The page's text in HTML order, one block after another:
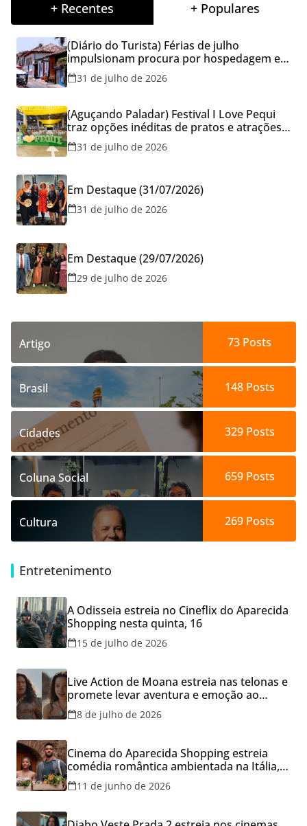
+ Recentes + Populares
(Diário do Turista) Férias de julho
impulsionam procura por hospedagem em
Goiás e reforçam cuidados na hora de
reservar viagens
31 de julho de 2026
(Aguçando Paladar) Festival I Love Pequi
traz opções inéditas de pratos e atrações
gratuitas no fim de semana dos Pais em
Goiânia
31 de julho de 2026
Em Destaque (31/07/2026)
31 de julho de 2026
Em Destaque (29/07/2026)
29 de julho de 2026
Artigo 73 Posts
Brasil 148Posts
Cidades 329Posts
Coluna Social 659Posts
Cultura 269Posts
Entretenimento
A Odisseia estreia no Cineflix do Aparecida
Shopping nesta quinta, 16
15 de julho de 2026
Live Action de Moana estreia nas telonas e
promete levar aventura e emoção ao
Cineflix do Aparecida Shopping
8 de julho de 2026
Cinema do Aparecida Shopping estreia
comédia romântica ambientada na Itália,
hoje e lança promoção para o Dia dos
Namorados
11 de junho de 2026